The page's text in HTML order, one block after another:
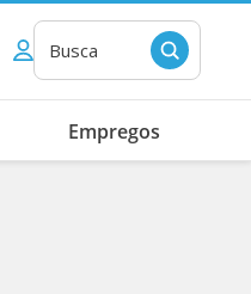
Busca
Empregos